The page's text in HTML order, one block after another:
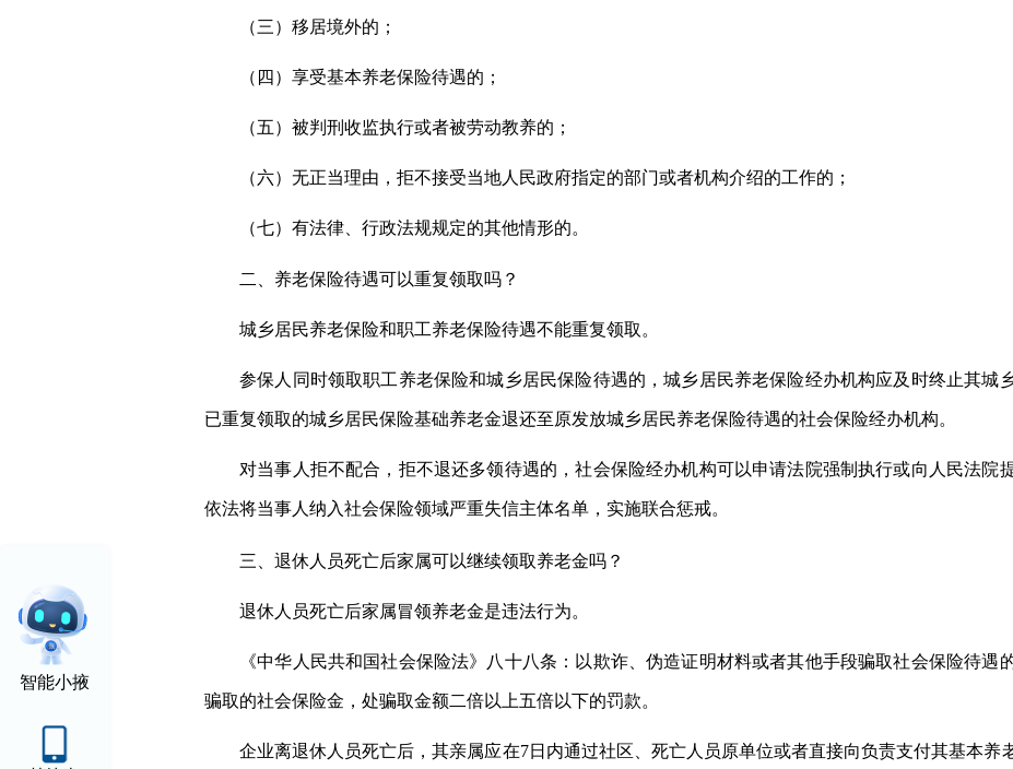
智能小掖
（三）移居境外的；
（四）享受基本养老保险待遇的；
（五）被判刑收监执行或者被劳动教养的；
（六）无正当理由，拒不接受当地人民政府指定的部门或者机构介绍的工作的；
（七）有法律、行政法规规定的其他情形的。
二、养老保险待遇可以重复领取吗？
城乡居民养老保险和职工养老保险待遇不能重复领取。
参保人同时领取职工养老保险和城乡居民保险待遇的，城乡居民养老保险经办机构应及时终止其城
已重复领取的城乡居民保险基础养老金退还至原发放城乡居民养老保险待遇的社会保险经办机构。
对当事人拒不配合，拒不退还多领待遇的，社会保险经办机构可以申请法院强制执行或向人民法院
依法将当事人纳入社会保险领域严重失信主体名单，实施联合惩戒。
三、退休人员死亡后家属可以继续领取养老金吗？
退休人员死亡后家属冒领养老金是违法行为。
《中华人民共和国社会保险法》八十八条：以欺诈、伪造证明材料或者其他手段骗取社会保险待遇
骗取的社会保险金，处骗取金额二倍以上五倍以下的罚款。
企业离退休人员死亡后，其亲属应在7日内通过社区、死亡人员原单位或者直接向负责支付其基本养